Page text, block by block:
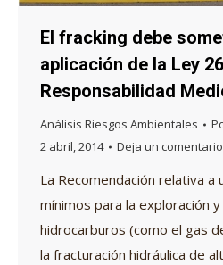
El fracking debe
aplicación de la Ley
Responsabilidad
Análisis Riesgos Ambientales
2 abril, 2014
Deja un comentario
La Recomendación relativa a
mínimos para la exploración
hidrocarburos (como el gas
la fracturación hidráulica de